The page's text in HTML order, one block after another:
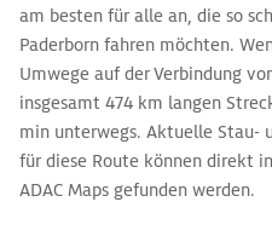
am besten für alle an, die so
Paderborn fahren möchten.
Umwege auf der Verbindung
insgesamt 474 km langen
min unterwegs. Aktuelle Stau-
für diese Route können direkt
ADAC Maps gefunden werden.